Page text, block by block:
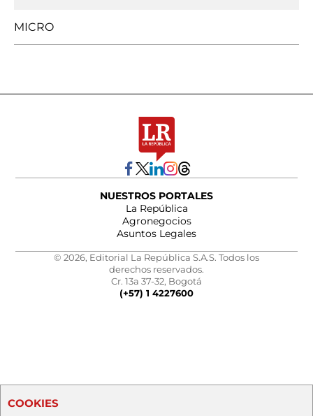
MICRO
NUESTROS PORTALES
La República
Agronegocios
Asuntos Legales
© 2026, Editorial La República S.A.S. Todos los
derechos reservados.
Cr. 13a 37-32, Bogotá
(+57) 1 4227600
COOKIES